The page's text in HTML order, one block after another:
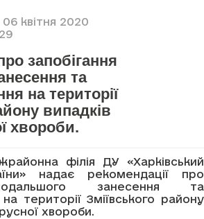
квітня 2020
запобігання
та
на території
випадків
хвороби.
філія ДУ «Харківський
надає рекомендації про
занесення та
території Зміївського району
хвороби.